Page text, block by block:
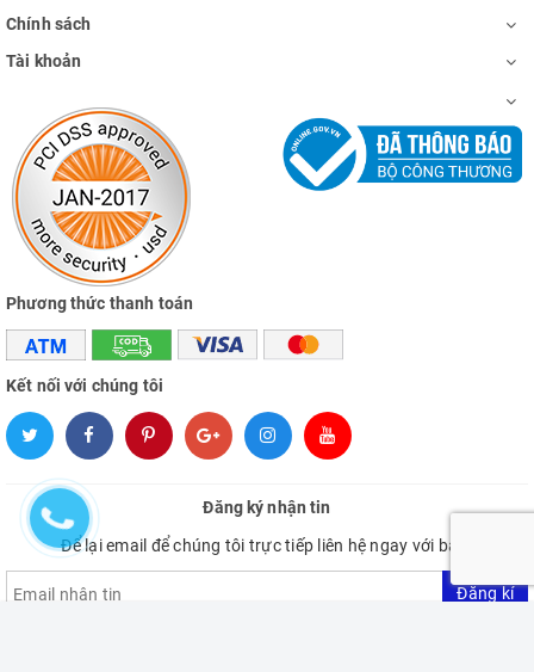
Chính sách
Tài khoản
Phương thức thanh toán
Kết nối với chúng tôi
Đăng ký nhận tin
Để lại email để chúng tôi trực tiếp liên hệ ngay với bạn.
Đăng kí